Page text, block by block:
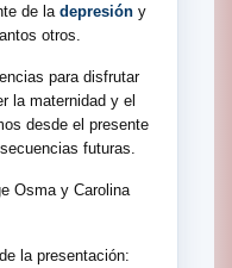
de la depresión y
otros.
para disfrutar
la maternidad y el
desde el presente
futuras.
Osma y Carolina
la presentación: